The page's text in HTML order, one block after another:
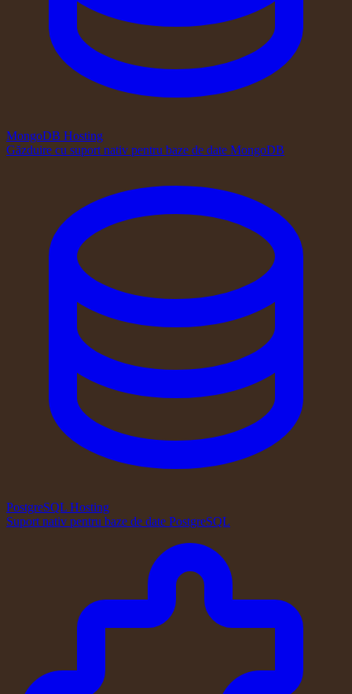
MongoDB Hosting
Găzduire cu suport nativ pentru baze de date MongoDB
PostgreSQL Hosting
Suport nativ pentru baze de date PostgreSQL